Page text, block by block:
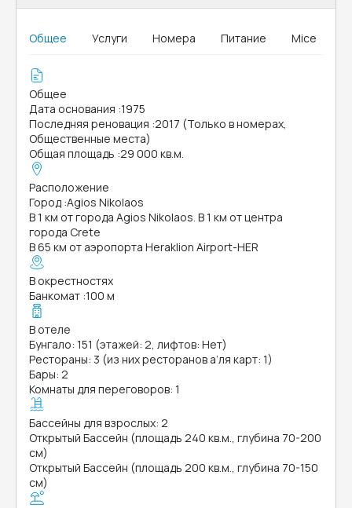
Общее Услуги Номера Питание Mice
Общее
Дата основания :1975
Последняя реновация :2017 (Только в номерах,
Общественные места)
Общая площадь :29 000 кв.м.
Расположение
Город :Agios Nikolaos
В 1 км от города Agios Nikolaos. В 1 км от центра
города Crete
В 65 км от аэропорта Heraklion Airport-HER
В окрестностях
Банкомат :100 м
В отеле
Бунгало: 151 (этажей: 2, лифтов: Нет)
Рестораны: 3 (из них ресторанов а’ля карт: 1)
Бары: 2
Комнаты для переговоров: 1
Бассейны для взрослых: 2
Открытый Бассейн (площадь 240 кв.м., глубина 70-200
см)
Открытый Бассейн (площадь 200 кв.м., глубина 70-150
см)